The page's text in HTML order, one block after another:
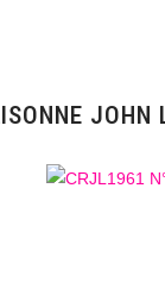
JOHN